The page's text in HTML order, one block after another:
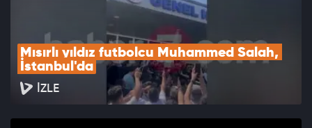
Mısırlı yıldız futbolcu Muhammed Salah,
İstanbul'da
İZLE